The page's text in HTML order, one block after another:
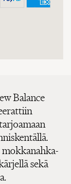
Balance
sekä